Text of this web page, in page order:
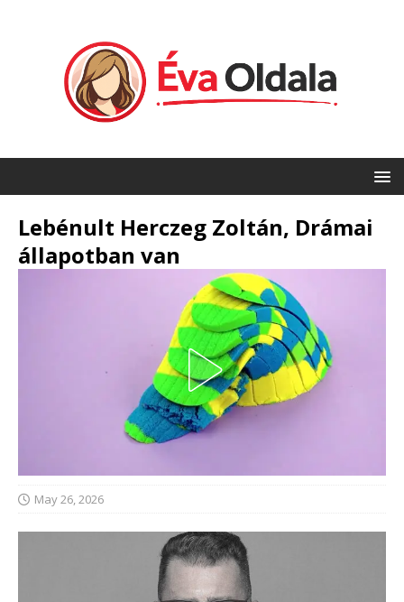
Lebénult Herczeg Zoltán, Drámai
állapotban van
May 26, 2026